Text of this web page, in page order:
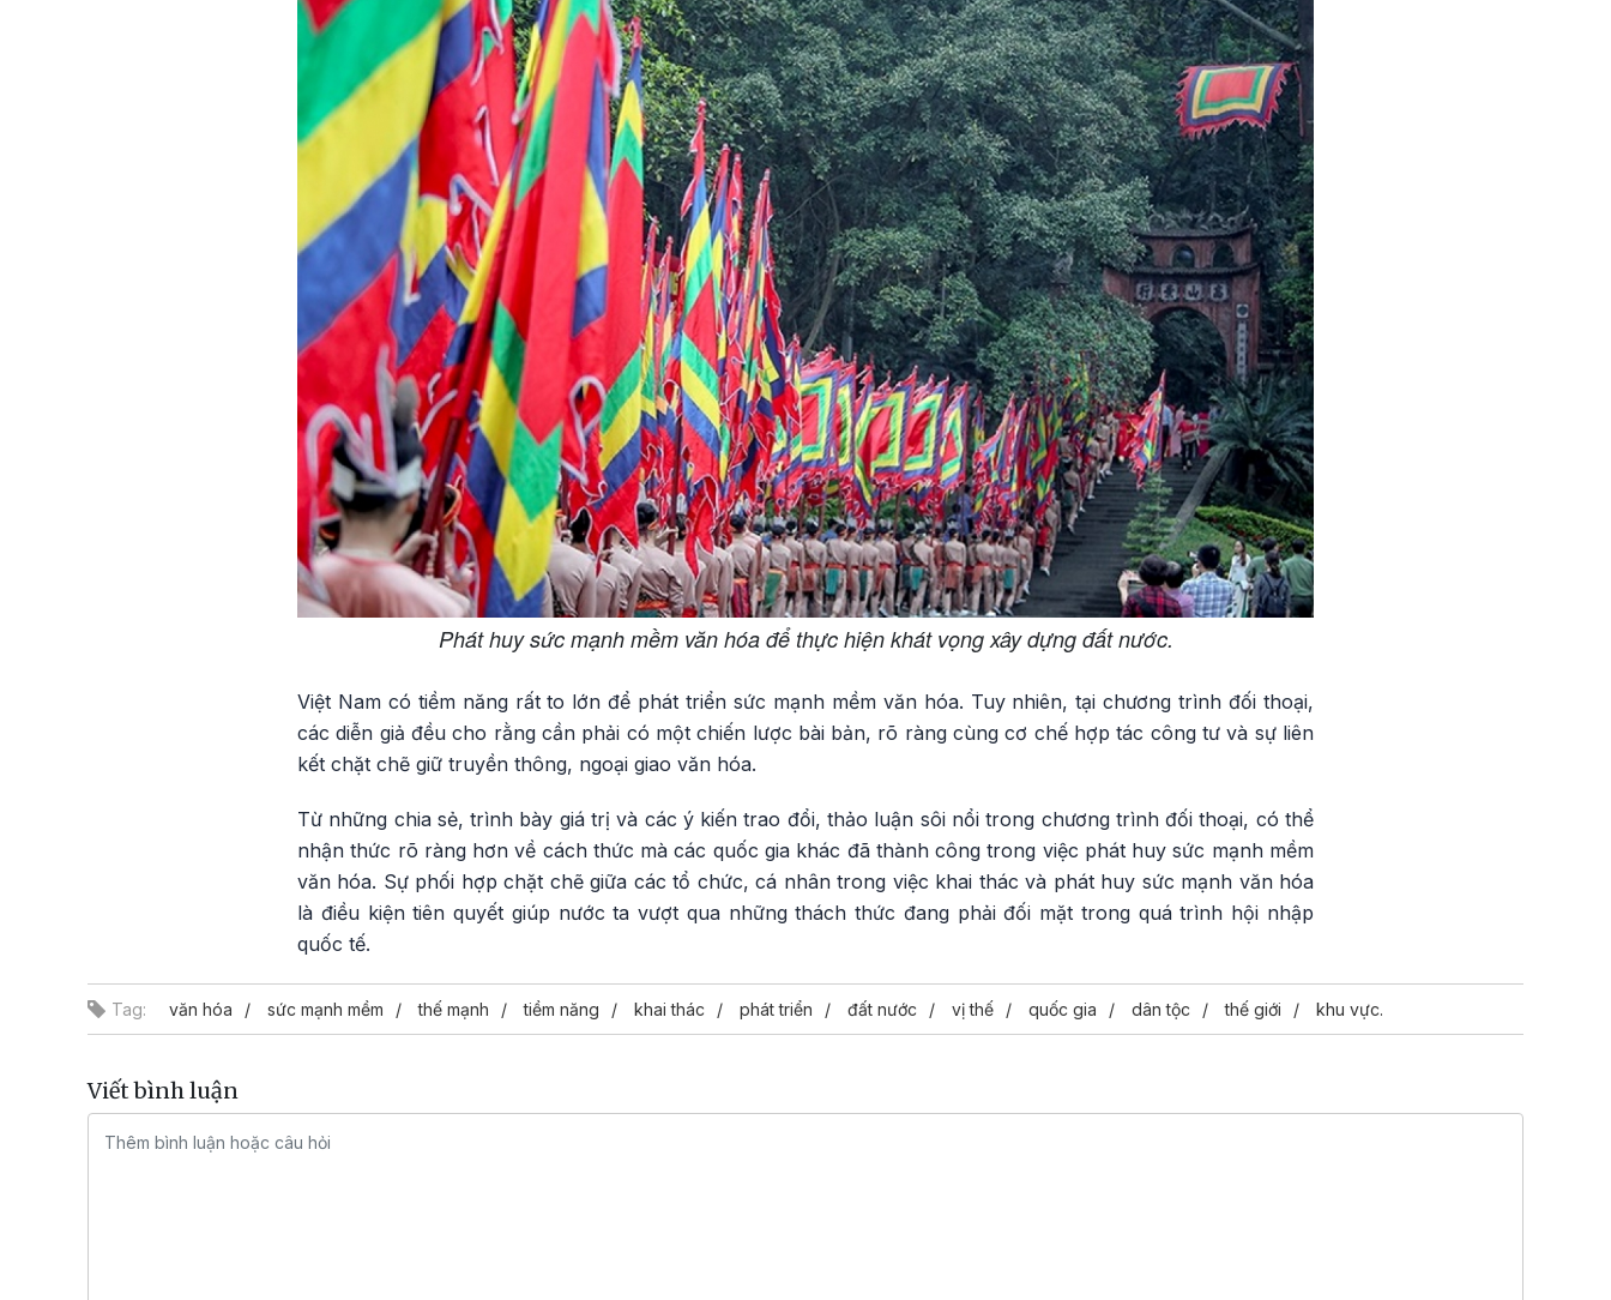
Phát huy sức mạnh mềm văn hóa để thực hiện khát vọng xây dựng đất nước.
Việt Nam có tiềm năng rất to lớn để phát triển sức mạnh mềm văn hóa. Tuy nhiên, tại chương trình đối thoại,
các diễn giả đều cho rằng cần phải có một chiến lược bài bản, rõ ràng cùng cơ chế hợp tác công tư và sự liên
kết chặt chẽ giữ truyền thông, ngoại giao văn hóa.
Từ những chia sẻ, trình bày giá trị và các ý kiến trao đổi, thảo luận sôi nổi trong chương trình đối thoại, có thể
nhận thức rõ ràng hơn về cách thức mà các quốc gia khác đã thành công trong việc phát huy sức mạnh mềm
văn hóa. Sự phối hợp chặt chẽ giữa các tổ chức, cá nhân trong việc khai thác và phát huy sức mạnh văn hóa
là điều kiện tiên quyết giúp nước ta vượt qua những thách thức đang phải đối mặt trong quá trình hội nhập
quốc tế.
Tag: văn hóa sức mạnh mềm thế mạnh tiềm năng khai thác phát triển đất nước vị thế quốc gia dân tộc thế giới khu vực.
Viết bình luận